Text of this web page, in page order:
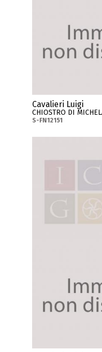
Cavalieri Luigi
CHIOSTRO DI
S-FN12151